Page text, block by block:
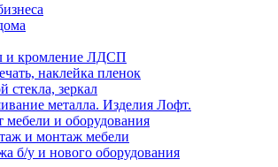
и кромление ЛДСП
наклейка пленок
стекла, зеркал
металла. Изделия Лофт.
мебели и оборудования
и монтаж мебели
б/у и нового оборудования